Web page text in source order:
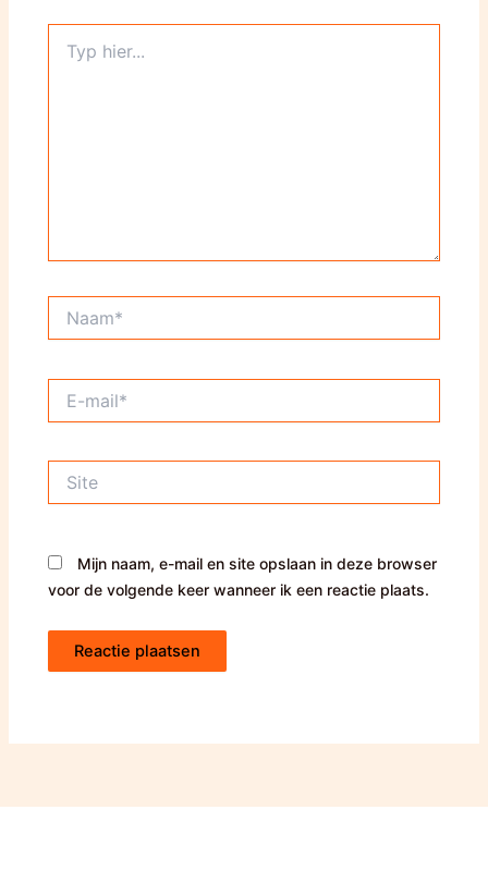
hier...
mail*
Mijn naam, e-mail en site opslaan in deze browser
voor de volgende keer wanneer ik een reactie plaats.